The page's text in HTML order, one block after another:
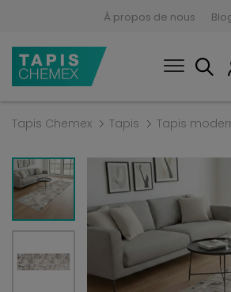
À propos de nous
Tapis Chemex Tapis Tapis